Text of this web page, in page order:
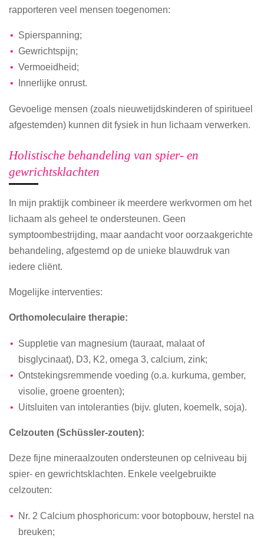
rapporteren veel mensen toegenomen:
Spierspanning;
Gewrichtspijn;
Vermoeidheid;
Innerlijke onrust.
Gevoelige mensen (zoals nieuwetijdskinderen of spiritueel
afgestemden) kunnen dit fysiek in hun lichaam verwerken.
Holistische behandeling van spier- en
gewrichtsklachten
In mijn praktijk combineer ik meerdere werkvormen om het
lichaam als geheel te ondersteunen. Geen
symptoombestrijding, maar aandacht voor oorzaakgerichte
behandeling, afgestemd op de unieke blauwdruk van
iedere cliënt.
Mogelijke interventies:
Orthomoleculaire therapie:
Suppletie van magnesium (tauraat, malaat of
bisglycinaat), D3, K2, omega 3, calcium, zink;
Ontstekingsremmende voeding (o.a. kurkuma, gember,
visolie, groene groenten);
Uitsluiten van intoleranties (bijv. gluten, koemelk, soja).
Celzouten (Schüssler-zouten):
Deze fijne mineraalzouten ondersteunen op celniveau bij
spier- en gewrichtsklachten. Enkele veelgebruikte
celzouten:
Nr. 2 Calcium phosphoricum: voor botopbouw, herstel na
breuken;